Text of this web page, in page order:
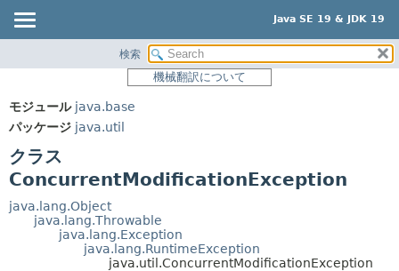
Java SE 19 & JDK 19
パッケージ
使用
プレビュー
サマリー:
ネスト済
コンストラクタ
検索
機械翻訳について
モジュール java.base
パッケージ java.util
クラス
ConcurrentModificationException
java.lang.Object
java.lang.Throwable
java.lang.Exception
java.lang.RuntimeException
java.util.ConcurrentModificationException